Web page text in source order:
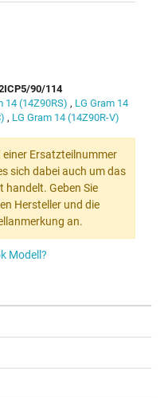
90/114
14 (14Z90RS) , LG Gram 14
, LG Gram 14 (14Z90R-V)
einer Ersatzteilnummer
sich dabei auch um das
handelt. Geben Sie
Hersteller und die
an.
Modell?